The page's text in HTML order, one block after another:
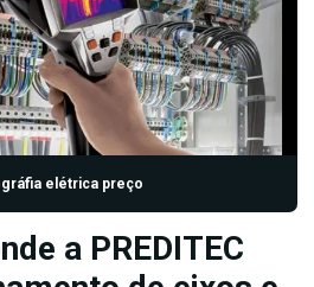
elétrica preço
a PREDITEC